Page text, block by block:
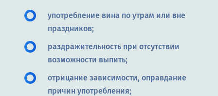
употребление вина по утрам или вне
праздников;
раздражительность при отсутствии
возможности выпить;
отрицание зависимости, оправдание
причин употребления;